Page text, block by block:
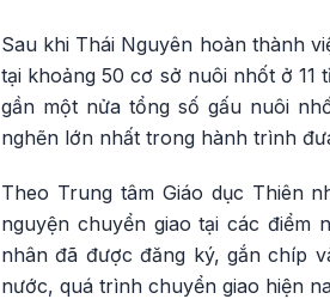
Sau khi Thái Nguyên hoàn thành
tại khoảng 50 cơ sở nuôi nhốt ở
gần một nửa tổng số gấu nuôi
nghẽn lớn nhất trong hành trình
Theo Trung tâm Giáo dục Thiên
nguyện chuyển giao tại các điểm
nhân đã được đăng ký, gắn chíp
nước, quá trình chuyển giao hiện